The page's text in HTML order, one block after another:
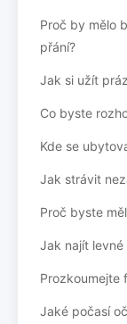
Proč by mělo
přání?
Jak si užít
Co byste
Kde se
Jak strávit
Proč byste
Jak najít
Prozkoumejte
Jaké počasí